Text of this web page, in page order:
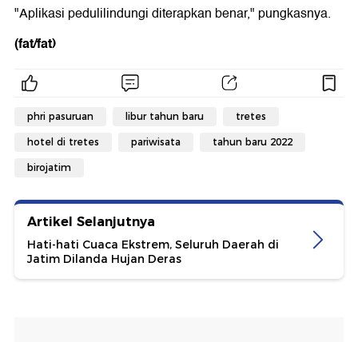
"Aplikasi pedulilindungi diterapkan benar," pungkasnya.
(fat/fat)
phri pasuruan libur tahun baru tretes
hotel di tretes pariwisata tahun baru 2022
birojatim
Artikel Selanjutnya
Hati-hati Cuaca Ekstrem, Seluruh Daerah di
Jatim Dilanda Hujan Deras